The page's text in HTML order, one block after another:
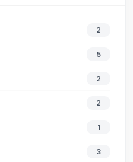
2
5
2
2
1
3